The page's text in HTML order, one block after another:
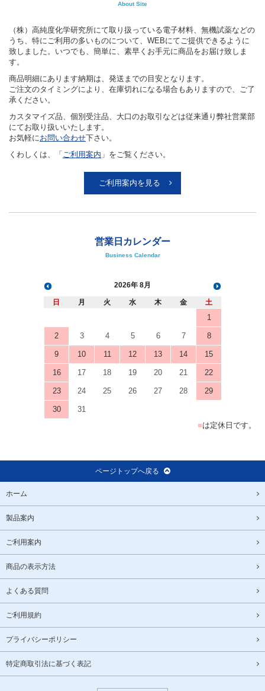
About Site
（株）高純度化学研究所にて取り扱っている電子材料、無機試薬などの
うち、特にご利用の多いものについて、WEBにてご提供できるように
致しました。いつでも、簡単に、素早くお手元に商品をお届け致しま
す。
商品明細にあります納期は、発送までの目安となります。
ご注文のタイミングにより、在庫切れになる場合もありますので、ご了
承ください。
カスタマイズ品、個別受注品、大口のお取引などは従来通り弊社営業部
にてお取り扱いいたします。
お気軽にお問い合わせ下さい。
くわしくは、「 ご利用案内 」をご覧ください。
ご利用案内を見る
営業日カレンダー
Business Calendar
2026 8月
日 月 火 水 木 金 土
1
2 3 4 5 6 7 8
9 10 11 12 13 14 15
16 17 18 19 20 21 22
23 24 25 26 27 28 29
30
31
■は定休日です。
ページトップへ戻る
ホーム
製品案内
ご利用案内
商品の表示方法
よくある質問
ご利用規約
プライバシーポリシー
特定商取引法に基づく表記